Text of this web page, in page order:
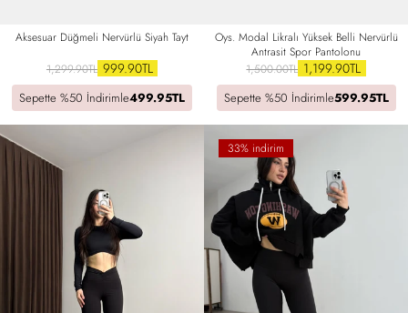
Aksesuar Düğmeli Nervürlü Siyah Tayt
1,299.90TL 999.90TL
Sepette %50 İndirimle499.95TL
Oys. Modal Likralı Yüksek Belli Nervürlü
Antrasit Spor Pantolonu
1,500.00TL 1,199.90TL
Sepette %50 İndirimle599.95TL
33% indirim